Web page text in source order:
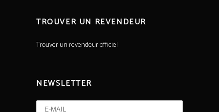
TROUVER UN REVENDEUR
Trouver un revendeur officiel
NEWSLETTER